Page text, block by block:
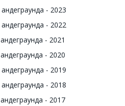
- 2023
- 2022
- 2021
- 2020
- 2019
- 2018
- 2017